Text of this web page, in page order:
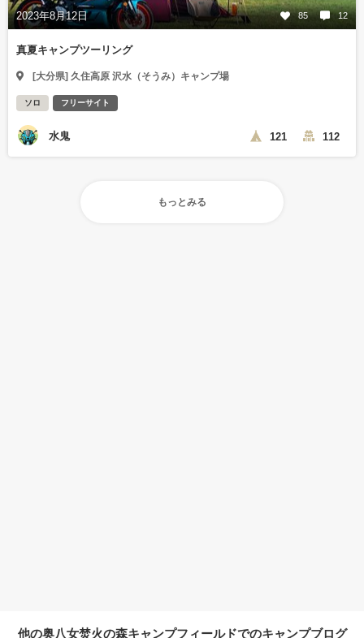
2023年8月12日 85 12
真夏キャンプツーリング
[大分県] 久住高原 沢水（そうみ）キャンプ場
ソロ フリーサイト
水鬼 121 112
もっとみる
他の奥八女焚火の森キャンプフィールドでのキャンプブログ